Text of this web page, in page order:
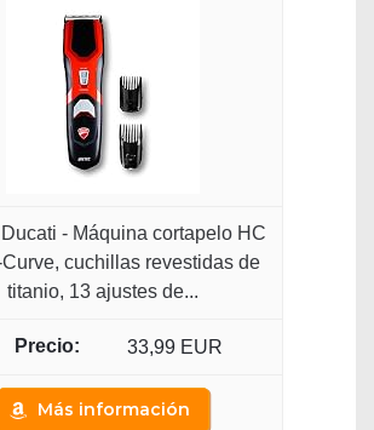
Ducati - Máquina cortapelo HC
cuchillas revestidas de
titanio, 13 ajustes de...
33,99 EUR
Más información